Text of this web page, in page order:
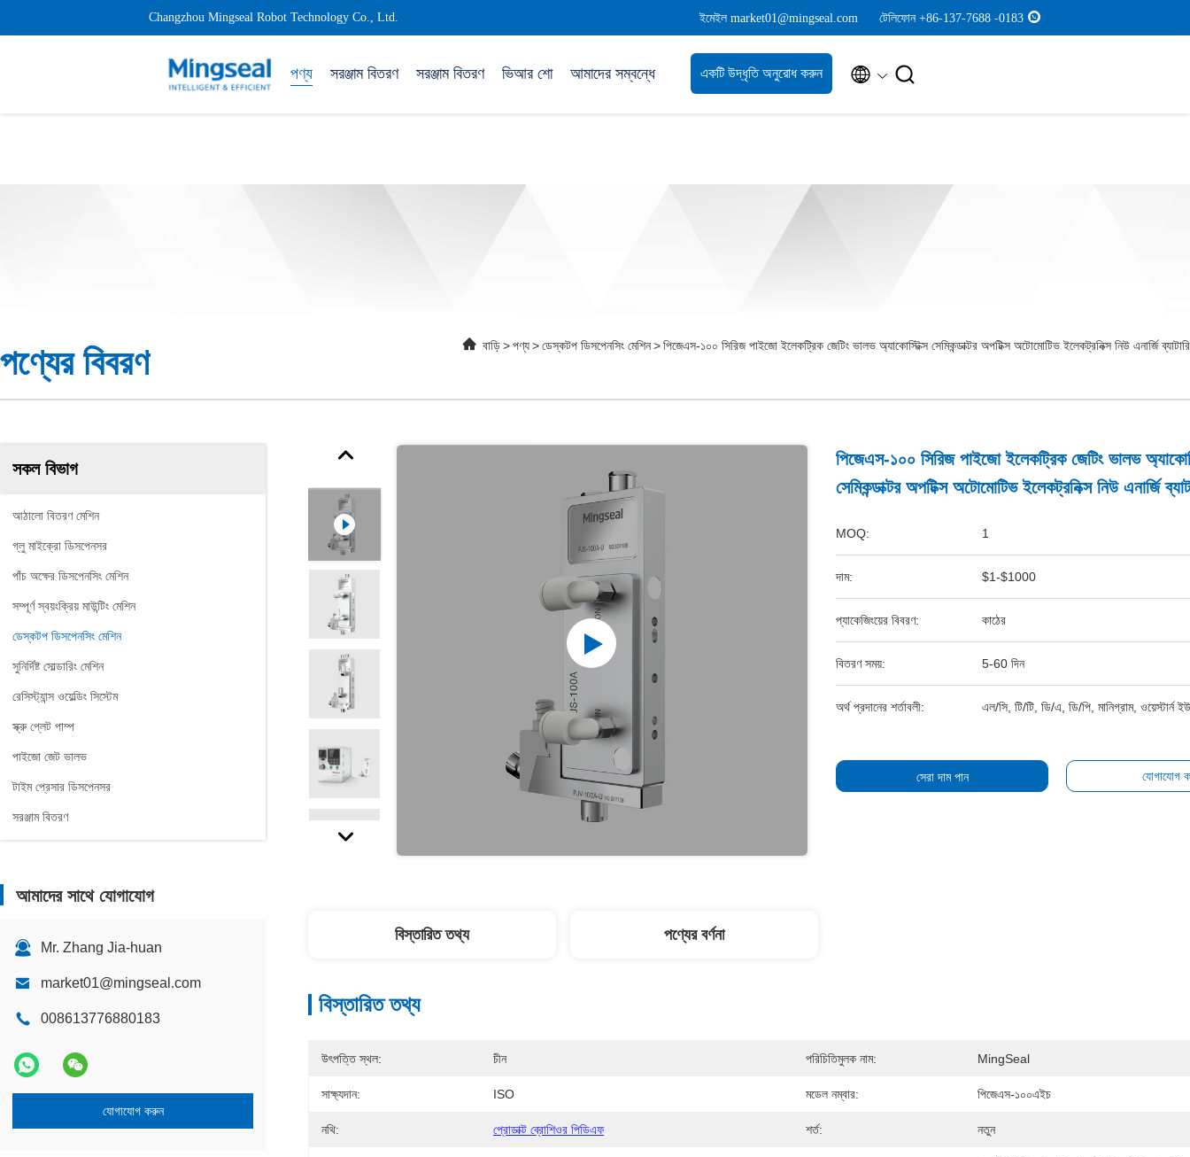
Changzhou Mingseal Robot Technology Co., Ltd. ইমেইল market01@mingseal.com টেলিফোন +86-137-7688 -0183
পণ্য সরঞ্জাম বিতরণ সরঞ্জাম বিতরণ ভিআর শো আমাদের সম্বন্ধে একটি উদ্ধৃতি অনুরোধ করুন  
বাড়ি>পণ্য>ডেস্কটপ ডিসপেনসিং মেশিন>পিজেএস-১০০ সিরিজ পাইজো ইলেকট্রিক জেটিং ভালভ অ্যাকোস্টিক্স সেমিকন্ডাক্টর অপটিক্স অটোমোটিভ ইলেকট্রনিক্স নিউ এনার্জি ব্যাটারি
পণ্যের বিবরণ
সকল বিভাগ
আঠালো বিতরণ মেশিন
গ্লু মাইক্রো ডিসপেনসর
পাঁচ অক্ষের ডিসপেনসিং মেশিন
সম্পূর্ণ স্বয়ংক্রিয় মাউন্টিং মেশিন
ডেস্কটপ ডিসপেনসিং মেশিন
সুনির্দিষ্ট সোল্ডারিং মেশিন
রেসিস্ট্যান্স ওয়েল্ডিং সিস্টেম
স্ক্রু প্লেট পাম্প
পাইজো জেট ভালভ
টাইম প্রেসার ডিসপেনসর
সরঞ্জাম বিতরণ
আমাদের সাথে যোগাযোগ
Mr. Zhang Jia-huan
market01@mingseal.com
008613776880183
যোগাযোগ করুন
পিজেএস-১০০ সিরিজ পাইজো ইলেকট্রিক জেটিং ভালভ
সেমিকন্ডাক্টর অপটিক্স অটোমোটিভ ইলেকট্রনিক্স নিউ এনার্জি
MOQ: 1
দাম: $1-$1000
প্যাকেজিংয়ের বিবরণ: কাঠের
বিতরণ সময়: 5-60 দিন
অর্থ প্রদানের শর্তাবলী: এল/সি, টি/টি, ডি/এ, ডি/পি, মানিগ্রাম, ওয়েস্টার্ন
সেরা দাম পান যোগাযোগ
বিস্তারিত তথ্য পণ্যের বর্ণনা
বিস্তারিত তথ্য
উৎপত্তি স্থল: চীন পরিচিতিমুলক নাম: MingSeal
সাক্ষ্যদান: ISO মডেল নম্বার: পিজেএস-১০০এইচ
নথি: প্রোডাক্ট ব্রোশিওর পিডিএফ শর্ত: নতুন